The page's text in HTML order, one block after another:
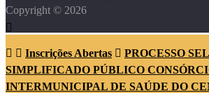
Copyright © 2026
Inscrições Abertas
PROCESSO
SIMPLIFICADO PÚBLICO
INTERMUNICIPAL DE SAÚDE DO